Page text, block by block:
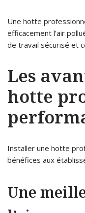
Une hotte
efficacement l’air
de travail sécurisé et
Les
hotte
Installer une hotte
bénéfices aux
Une